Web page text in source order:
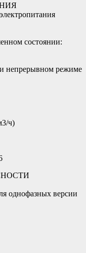
состоянии:
непрерывном режиме
ч)
однофазных версии